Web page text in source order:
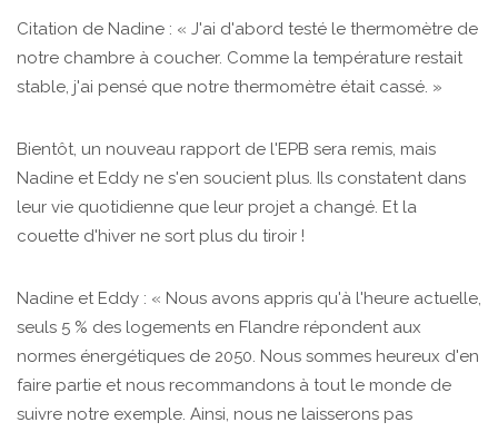
Citation de Nadine : « J'ai d'abord testé le thermomètre de
notre chambre à coucher. Comme la température restait
stable, j'ai pensé que notre thermomètre était cassé. »
Bientôt, un nouveau rapport de l'EPB sera remis, mais
Nadine et Eddy ne s'en soucient plus. Ils constatent dans
leur vie quotidienne que leur projet a changé. Et la
couette d'hiver ne sort plus du tiroir !
Nadine et Eddy : « Nous avons appris qu'à l'heure actuelle,
seuls 5 % des logements en Flandre répondent aux
normes énergétiques de 2050. Nous sommes heureux d'en
faire partie et nous recommandons à tout le monde de
suivre notre exemple. Ainsi, nous ne laisserons pas